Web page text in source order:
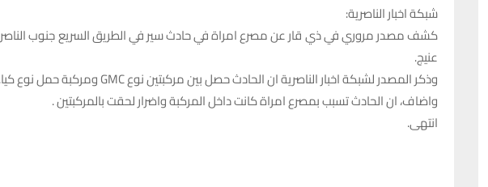
شبكة اخبار الناصرية:
كشف مصدر مروري في ذي قار عن مصرع امراة في حادث سير في الطريق السريع جنوب
عنيج.
وذكر المصدر لشبكة اخبار الناصرية ان الحادث حصل بين مركبتين نوع GMC ومركبة حمل نوع كيا.
واضاف، ان الحادث تسبب بمصرع امراة كانت داخل المركبة واضرار لحقت بالمركبتين .
انتهى.